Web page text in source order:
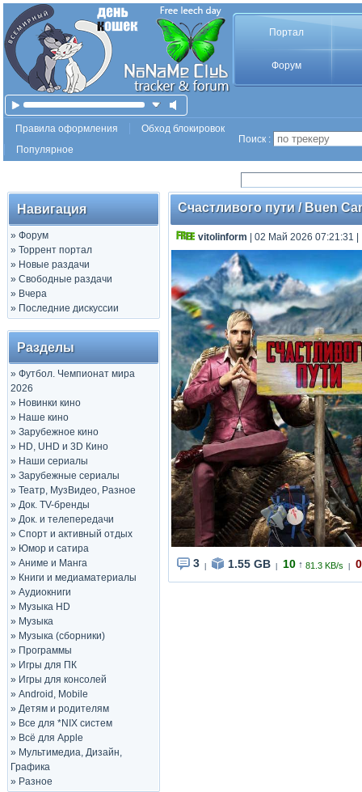
Портал
Форум
Правила оформления
Обход блокировок
Популярное
Поиск :
Навигация
» Форум
» Торрент портал
» Новые раздачи
» Свободные раздачи
» Вчера
» Последние дискуссии
Разделы
» Футбол. Чемпионат мира
2026
» Новинки кино
» Наше кино
» Зарубежное кино
» HD, UHD и 3D Кино
» Наши сериалы
» Зарубежные сериалы
» Театр, МузВидео, Разное
» Док. TV-бренды
» Док. и телепередачи
» Спорт и активный отдых
» Юмор и сатира
» Аниме и Манга
» Книги и медиаматериалы
» Аудиокниги
» Музыка HD
» Музыка
» Музыка (сборники)
» Программы
» Игры для ПК
» Игры для консолей
» Android, Mobile
» Детям и родителям
» Все для *NIX систем
» Всё для Apple
» Мультимедиа, Дизайн,
Графика
» Разное
Счастливого пути / Buen
vitolinform | 02 Май 2026 07:21:31
3 1.55 GB 10 ↑ 81.3 KB/s 0